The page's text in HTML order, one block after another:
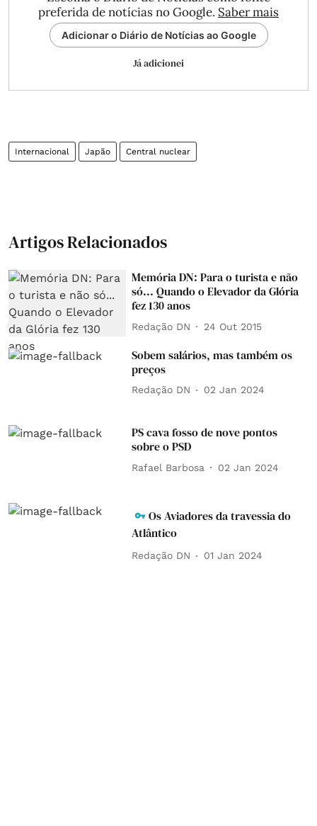
preferida de notícias no Google. Saber mais
Adicionar o Diário de Notícias ao Google
Já adicionei
Internacional Japão Central nuclear
Artigos Relacionados
Memória DN: Para o turista e não
só... Quando o Elevador da Glória
fez 130 anos
Redação DN 24 Out 2015
Sobem salários, mas também os
preços
Redação DN 02 Jan 2024
PS cava fosso de nove pontos
sobre o PSD
Rafael Barbosa 02 Jan 2024
Os Aviadores da travessia do
Atlântico
Redação DN 01 Jan 2024